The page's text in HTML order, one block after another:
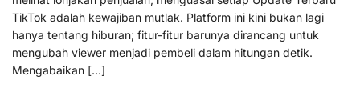
TikTok adalah kewajiban mutlak. Platform ini kini bukan lagi
hanya tentang hiburan; fitur-fitur barunya dirancang untuk
mengubah viewer menjadi pembeli dalam hitungan detik.
Mengabaikan […]